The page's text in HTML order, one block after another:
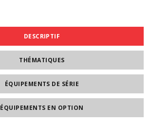
DESCRIPTIF
THÉMATIQUES
ÉQUIPEMENTS DE SÉRIE
ÉQUIPEMENTS EN OPTION